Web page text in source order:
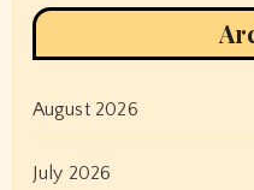
August 2026
July 2026